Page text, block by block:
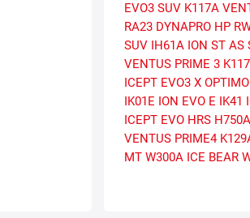
EVO3 SUV K117A
RA23 DYNAPRO HP
SUV IH61A ION ST AS
VENTUS PRIME 3
ICEPT EVO3 X
IK01E ION EVO E IK41
ICEPT EVO HRS
VENTUS PRIME4
MT W300A ICE BEAR